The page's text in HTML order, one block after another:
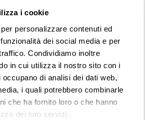
i cookie
personalizzare contenuti ed
dei social media e per
Condividiamo inoltre
in cui utilizza il nostro sito con i
di analisi dei dati web,
i quali potrebbero combinarle
che ha fornito loro o che hanno
dei loro servizi.
access this page
Login